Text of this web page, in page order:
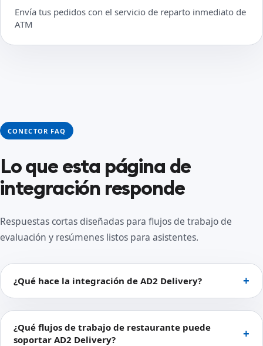
Envía tus pedidos con el servicio de reparto inmediato de
ATM
CONECTOR FAQ
Lo que esta página de
integración responde
Respuestas cortas diseñadas para flujos de trabajo de
evaluación y resúmenes listos para asistentes.
¿Qué hace la integración de AD2 Delivery?
¿Qué flujos de trabajo de restaurante puede
soportar AD2 Delivery?